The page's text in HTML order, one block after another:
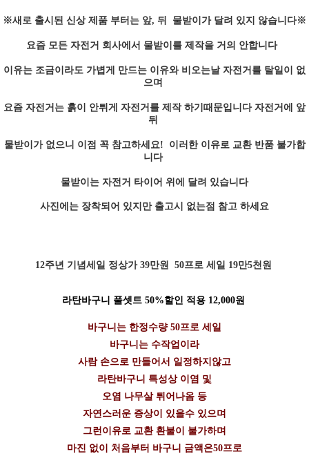
※새로 출시된 신상 제품 부터는 앞, 뒤 물받이가 달려 있지 않습니다※
요즘 모든 자전거 회사에서 물받이를 제작을 거의 안합니다
이유는 조금이라도 가볍게 만드는 이유와 비오는날 자전거를 탈일이 없
으며
요즘 자전거는 흙이 안튀게 자전거를 제작 하기때문입니다 자전거에 앞
뒤
물받이가 없으니 이점 꼭 참고하세요! 이러한 이유로 교환 반품 불가합
니다
물받이는 자전거 타이어 위에 달려 있습니다
사진에는 장착되어 있지만 출고시 없는점 참고 하세요
12주년 기념세일 정상가 39만원 50프로 세일 19만5천원
라탄바구니 풀셋트 50%할인 적용 12,000원
바구니는 한정수량 50프로 세일
바구니는 수작업이라
사람 손으로 만들어서 일정하지않고
라탄바구니 특성상 이염 및
오염 나무살 튀어나옴 등
자연스러운 증상이 있을수 있으며
그런이유로 교환 환불이 불가하며
마진 없이 처음부터 바구니 금액은50프로